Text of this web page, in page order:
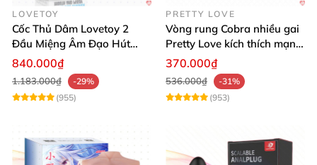
LOVETOY
Cốc Thủ Dâm Lovetoy 2
Đầu Miệng Âm Đạo Hút
Thăng Hoa
840.000₫
1.183.000₫
-29%
(955)
PRETTY LOVE
Vòng rung Cobra nhiều gai
Pretty Love kích thích mạnh
tăng khoái cảm
370.000₫
536.000₫
-31%
(953)